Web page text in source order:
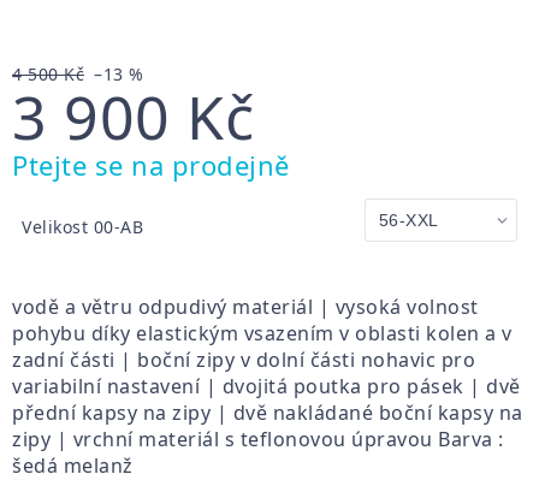
4 500 Kč –13 %
3 900 Kč
Měrná
cena:
Ptejte se na prodejně
Velikost 00-AB
vodě a větru odpudivý materiál | vysoká volnost
pohybu díky elastickým vsazením v oblasti kolen a v
zadní části | boční zipy v dolní části nohavic pro
variabilní nastavení | dvojitá poutka pro pásek | dvě
přední kapsy na zipy | dvě nakládané boční kapsy na
zipy | vrchní materiál s teflonovou úpravou Barva :
šedá melanž